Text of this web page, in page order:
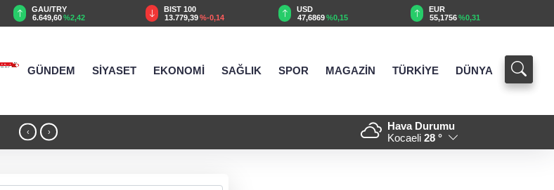
GAU/TRY
6.649,60%2,42
BIST 100
13.779,39 %-0,14
USD
47,6869%0,15
EUR
55,1756 %0,31
GÜNDEM SİYASET EKONOMİ SAĞLIK SPOR MAGAZİN TÜRKİYE DÜNYA
21:01 - Eyüpsultan
‹ ›
Hava Durumu
Kocaeli 28 °